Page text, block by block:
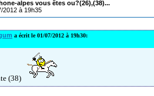
alpes vous êtes ou?(26),(38)...
2012 à 19h35
a écrit le 01/07/2012 à 19h30:
(38)